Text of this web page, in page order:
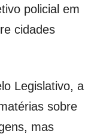
policial em
cidades
Legislativo, a
sobre
mas